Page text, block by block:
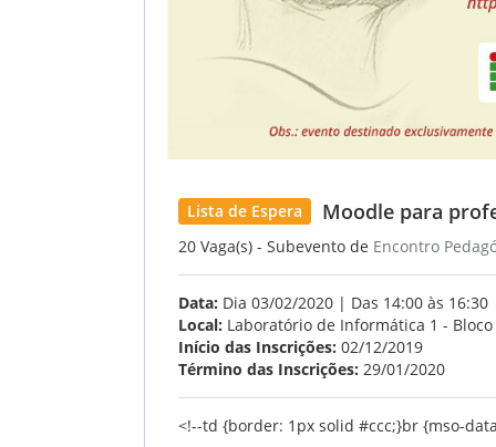
Lista de Espera Moodle para
20 Vaga(s) - Subevento de Encontro
Data: Dia 03/02/2020 | Das 14:00 às 16:30
Local: Laboratório de Informática 1 -
Início das Inscrições: 02/12/2019
Término das Inscrições: 29/01/2020
<!--td {border: 1px solid #ccc;}br {mso-